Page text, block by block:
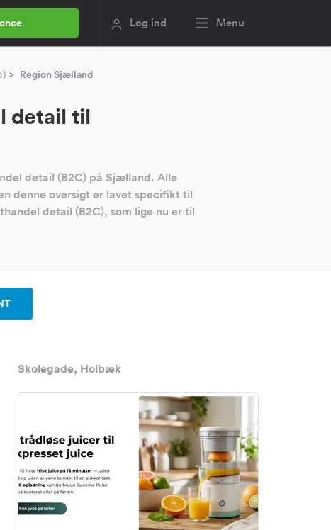
Log ind Menu
Region Sjælland
detail til
detail (B2C) på Sjælland. Alle
denne oversigt er lavet specifikt til
detail (B2C), som lige nu er til
Skolegade, Holbæk